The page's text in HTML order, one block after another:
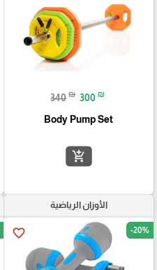
340 ₪ 300 ₪
Body Pump Set
add_shopping_cart
الأوزان الرياضية
favorite_border -20%